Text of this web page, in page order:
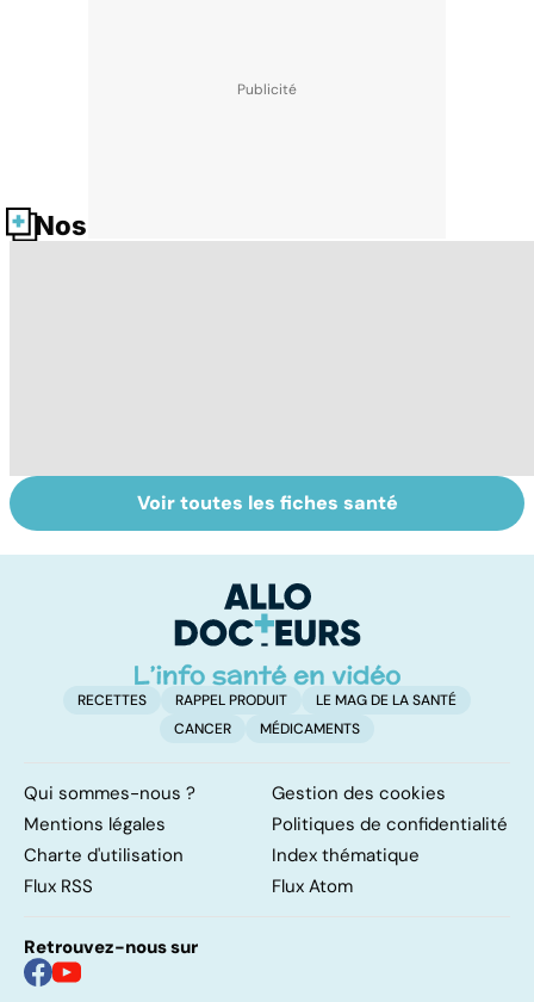
Nos fiches santé
Vertiges : et si
c'était la maladie
Vertiges, oreilles
et manipulations
Voir toutes les fiches santé
RECETTES RAPPEL PRODUIT
LE MAG DE LA SANTÉ
CANCER
MÉDICAMENTS
Qui sommes-nous ?
Gestion des cookies
Mentions légales
Politiques de confidentialité
Charte d'utilisation
Index thématique
Flux RSS
Flux Atom
Retrouvez-nous sur